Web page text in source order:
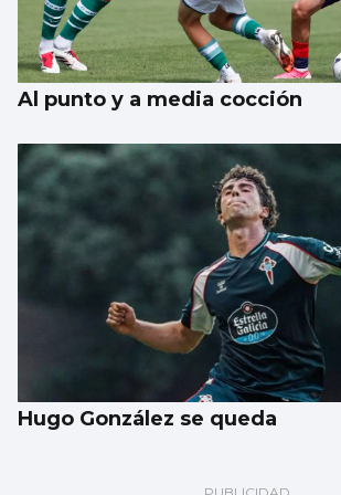
Al punto y a media cocción
Hugo González se queda